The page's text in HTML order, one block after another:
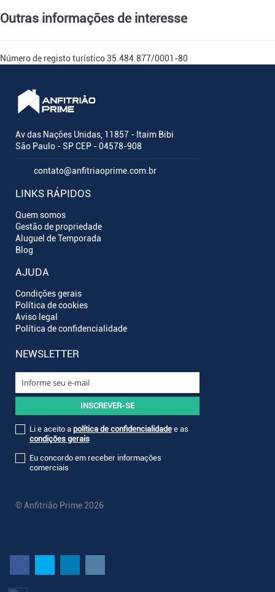
Outras informações de interesse
Número de registo turístico 35.484.877/0001-80
Av das Nações Unidas, 11857 - Itaim Bibi
São Paulo - SP CEP - 04578-908
contato@anfitriaoprime.com.br
LINKS RÁPIDOS
Quem somos
Gestão de propriedade
Aluguel de Temporada
Blog
AJUDA
Condições gerais
Política de cookies
Aviso legal
Política de confidencialidade
NEWSLETTER
Li e aceito a política de confidencialidadee as
condições gerais
Eu concordo em receber informações
comerciais
© Anfitrião Prime 2026